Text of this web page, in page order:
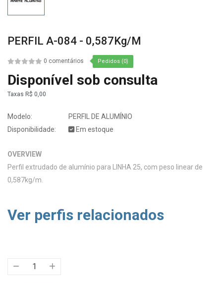
PERFIL A-084 - 0,587Kg/m
0 comentários Pedidos (0)
Disponível sob consulta
Taxas R$ 0,00
Modelo:
PERFIL DE ALUMÍNIO
Disponibilidade:
Em estoque
OVERVIEW
Perfil extrudado de alumínio para LINHA 25, com peso linear de
0,587kg/m.
Ver perfis relacionados